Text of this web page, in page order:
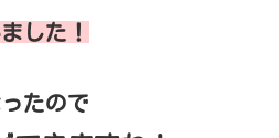
した！
たので